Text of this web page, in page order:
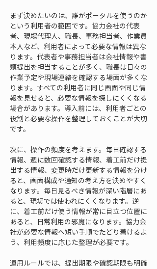
まず決めたいのは、誰がポータルを使うのか
という利用者の範囲です。協力会社の代表
者、現場代理人、職長、事務担当者、作業員
本人など、利用者によって必要な情報は異な
ります。代表者や事務担当者は会社情報や書
類提出を担当することが多く、職長は日々の
作業予定や現場連絡を確認する場面が多くな
ります。すべての利用者に同じ画面や同じ情
報を見せると、必要な情報を探しにくくなる
場合があります。導入前には、利用者ごとの
役割と必要な操作を整理しておくことが大切
です。
次に、操作の頻度を考えます。毎日確認する
情報、週に数回確認する情報、着工前だけ提
出する情報、変更時だけ更新する情報を分け
ると、画面構成や通知の考え方を決めやすく
なります。毎日見るべき情報が深い階層にあ
ると、現場では使われにくくなります。逆
に、着工前だけ使う情報が常に目立つ位置に
あると、日常利用の邪魔になります。協力会
社が必要な情報へ短い手順でたどり着けるよ
う、利用頻度に応じた整理が必要です。
運用ルールでは、提出期限や確認期限も明確